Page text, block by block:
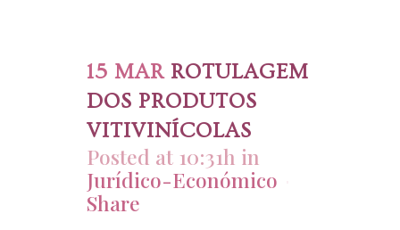
15 MAR ROTULAGEM
DOS PRODUTOS
VITIVINÍCOLAS
Posted at 10:31h in
Jurídico-Económico
Share